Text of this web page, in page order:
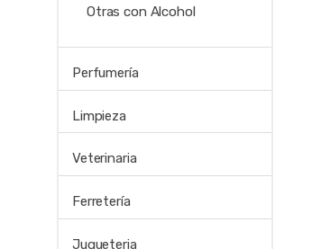
Otras con Alcohol
Perfumería
Limpieza
Veterinaria
Ferretería
Jugueteria